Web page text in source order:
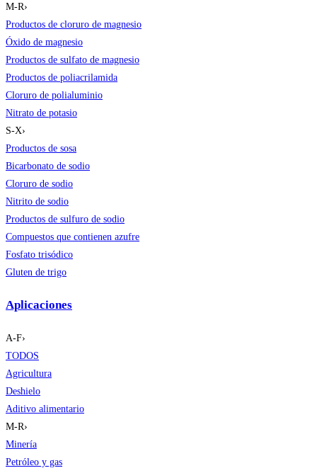
M-R›
Productos de cloruro de magnesio
Óxido de magnesio
Productos de sulfato de magnesio
Productos de poliacrilamida
Cloruro de polialuminio
Nitrato de potasio
S-X›
Productos de sosa
Bicarbonato de sodio
Cloruro de sodio
Nitrito de sodio
Productos de sulfuro de sodio
Compuestos que contienen azufre
Fosfato trisódico
Gluten de trigo
Aplicaciones
A-F›
TODOS
Agricultura
Deshielo
Aditivo alimentario
M-R›
Minería
Petróleo y gas